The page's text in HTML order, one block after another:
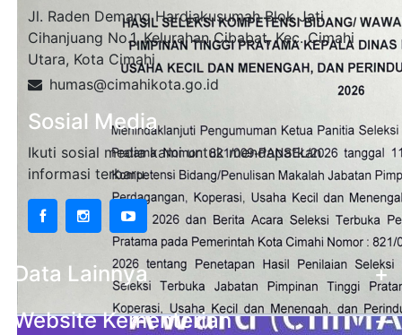
Jl. Raden Demang Hardjakusumah Blok Jati
Cihanjuang No.1, Kelurahan Cibabat, Kec. Cimahi
Utara, Kota Cimahi
humas@cimahikota.go.id
Sosial Media
Ikuti sosial media kami untuk mendapatkan
informasi terbaru
Data Lainnya
+
Website Kementerian
+